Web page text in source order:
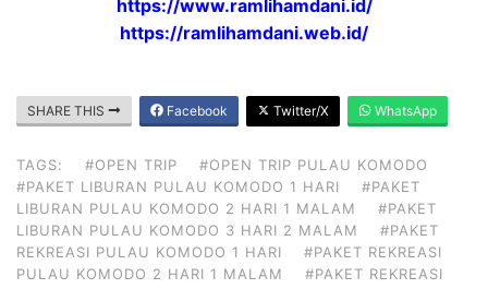
https://www.ramlihamdani.id/
https://ramlihamdani.web.id/
SHARE THIS Facebook Twitter/X WhatsApp
TAGS: #OPEN TRIP
#OPEN TRIP PULAU KOMODO
#PAKET LIBURAN PULAU KOMODO 1 HARI
#PAKET
LIBURAN PULAU KOMODO 2 HARI 1 MALAM
#PAKET
LIBURAN PULAU KOMODO 3 HARI 2 MALAM
#PAKET
REKREASI PULAU KOMODO 1 HARI
#PAKET REKREASI
PULAU KOMODO 2 HARI 1 MALAM
#PAKET REKREASI